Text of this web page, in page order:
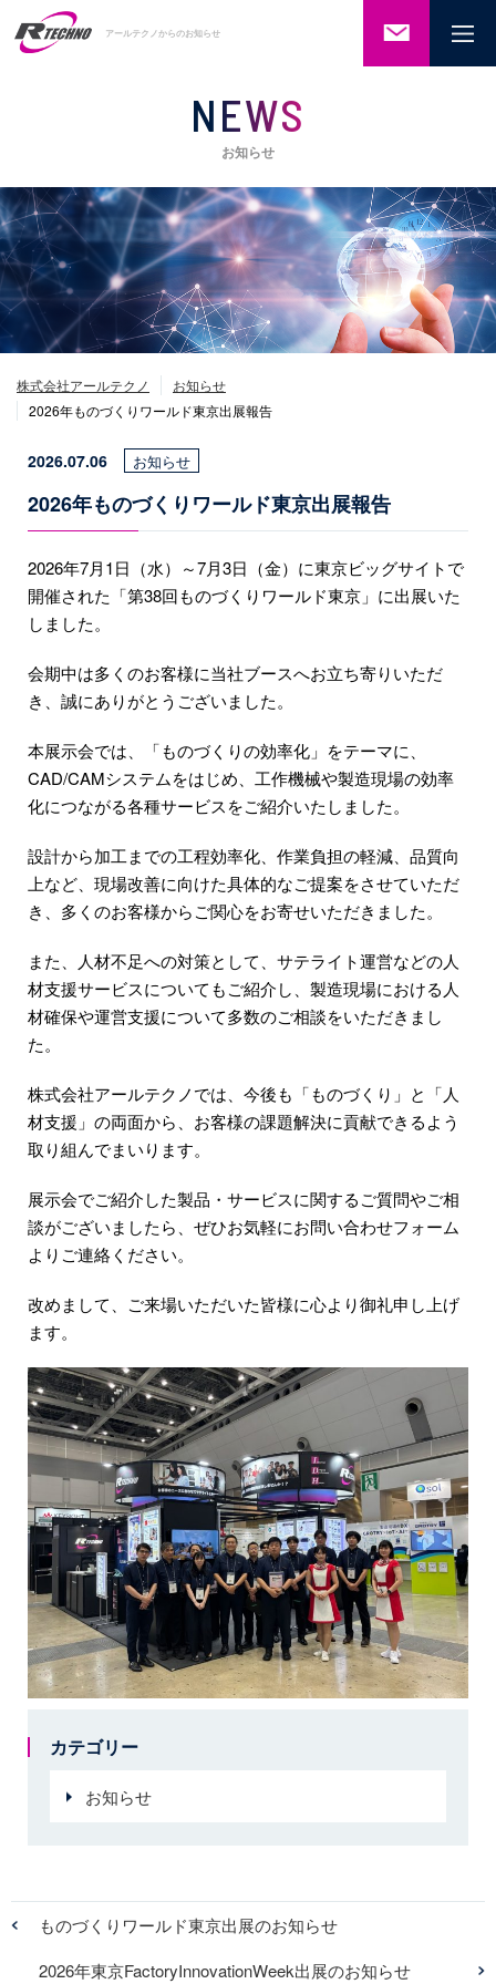
アールテクノからのお知らせ ご相談・
わせ
NEWS
お知らせ
株式会社アールテクノ
お知らせ
2026年ものづくりワールド東京出展報告
2026.07.06 お知らせ
2026年ものづくりワールド東京出展報告
2026年7月1日（水）～7月3日（金）に東京ビッグサイトで
開催された「第38回ものづくりワールド東京」に出展いた
しました。
会期中は多くのお客様に当社ブースへお立ち寄りいただ
き、誠にありがとうございました。
本展示会では、「ものづくりの効率化」をテーマに、
CAD/CAMシステムをはじめ、工作機械や製造現場の効率
化につながる各種サービスをご紹介いたしました。
設計から加工までの工程効率化、作業負担の軽減、品質向
上など、現場改善に向けた具体的なご提案をさせていただ
き、多くのお客様からご関心をお寄せいただきました。
また、人材不足への対策として、サテライト運営などの人
材支援サービスについてもご紹介し、製造現場における人
材確保や運営支援について多数のご相談をいただきまし
た。
株式会社アールテクノでは、今後も「ものづくり」と「人
材支援」の両面から、お客様の課題解決に貢献できるよう
取り組んでまいります。
展示会でご紹介した製品・サービスに関するご質問やご相
談がございましたら、ぜひお気軽にお問い合わせフォーム
よりご連絡ください。
改めまして、ご来場いただいた皆様に心より御礼申し上げ
ます。
カテゴリー
お知らせ
ものづくりワールド東京出展のお知らせ
2026年東京FactoryInnovationWeek出展のお知らせ